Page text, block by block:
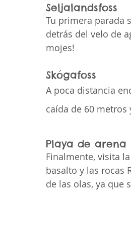
Seljalandsfoss
Tu primera parada
detrás del velo de
mojes!
Skógafoss
A poca distancia
caída de 60
Playa de arena
Finalmente, visita
basalto y las rocas
de las olas, ya que